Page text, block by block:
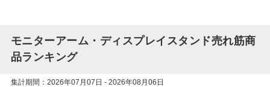
モニターアーム・ディスプレイスタンド売れ筋商
品ランキング
集計期間：2026年07月07日 - 2026年08月06日